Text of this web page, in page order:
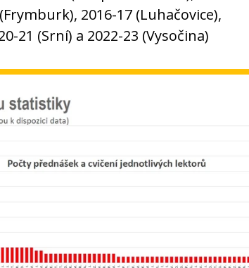
2016-17 (Luhačovice),
21 (Srní) a 2022-23 (Vysočina)